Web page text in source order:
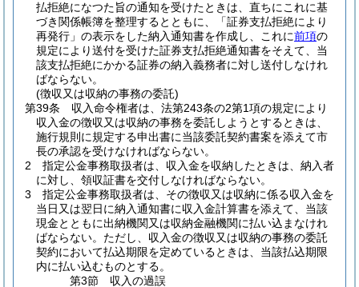
払拒絶になつた旨の通知を受けたときは、直ちにこれに基
づき関係帳簿を整理するとともに、「証券支払拒絶により
再発行」の表示をした納入通知書を作成し、これに前項の
規定により送付を受けた証券支払拒絶通知書をそえて、当
該支払拒絶にかかる証券の納入義務者に対し送付しなけれ
ばならない。
(徴収又は収納の事務の委託)
第39条
収入命令権者は、法第243条の2第1項の規定により
収入金の徴収又は収納の事務を委託しようとするときは、
施行規則に規定する申出書に当該委託契約書案を添えて市
長の承認を受けなければならない。
2
指定公金事務取扱者は、収入金を収納したときは、納入者
に対し、領収証書を交付しなければならない。
3
指定公金事務取扱者は、その徴収又は収納に係る収入金を
当日又は翌日に納入通知書に収入金計算書を添えて、当該
現金とともに出納機関又は収納金融機関に払い込まなけれ
ばならない。 ただし、収入金の徴収又は収納の事務の委託
契約において払込期限を定めているときは、当該払込期限
内に払い込むものとする。
第3節
収入の過誤